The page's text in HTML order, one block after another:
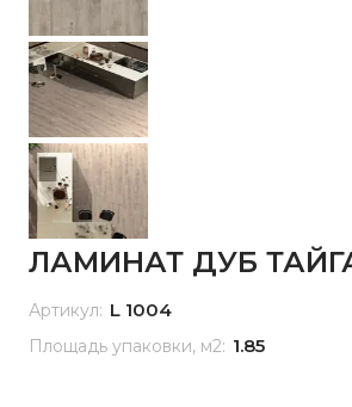
ЛАМИНАТ ДУБ
Артикул: L 1004
Площадь упаковки, м2: 1.85